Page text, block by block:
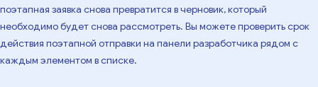
поэтапная заявка снова превратится в черновик, который
необходимо будет снова рассмотреть. Вы можете проверить срок
действия поэтапной отправки на панели разработчика рядом с
каждым элементом в списке.